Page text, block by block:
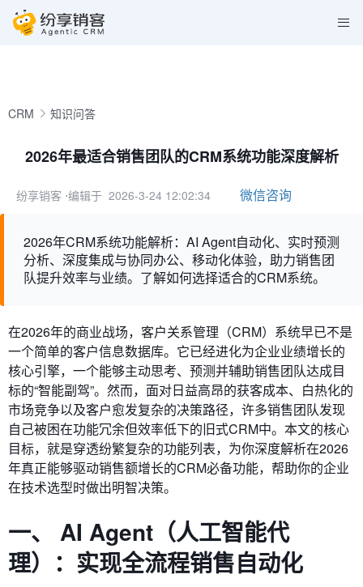
CRM 知识问答
2026年最适合销售团队的CRM系统功能深度解析
纷享销客 ⋅编辑于 2026-3-24 12:02:34 微信咨询
2026年CRM系统功能解析：AI Agent自动化、实时预测
分析、深度集成与协同办公、移动化体验，助力销售团
队提升效率与业绩。了解如何选择适合的CRM系统。
在2026年的商业战场，客户关系管理（CRM）系统早已不是
一个简单的客户信息数据库。它已经进化为企业业绩增长的
核心引擎，一个能够主动思考、预测并辅助销售团队达成目
标的“智能副驾”。然而，面对日益高昂的获客成本、白热化的
市场竞争以及客户愈发复杂的决策路径，许多销售团队发现
自己被困在功能冗余但效率低下的旧式CRM中。本文的核心
目标，就是穿透纷繁复杂的功能列表，为你深度解析在2026
年真正能够驱动销售额增长的CRM必备功能，帮助你的企业
在技术选型时做出明智决策。
一、 AI Agent（人工智能代
理）：实现全流程销售自动化